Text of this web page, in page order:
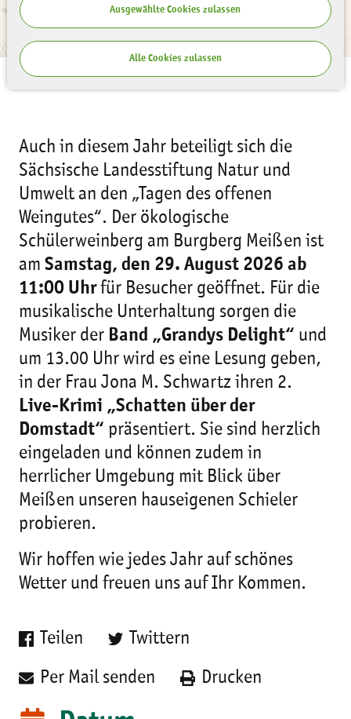
Ausgewählte Cookies zulassen
Alle Cookies zulassen
Auch in diesem Jahr beteiligt sich die
Sächsische Landesstiftung Natur und
Umwelt an den „Tagen des offenen
Weingutes“. Der ökologische
Schülerweinberg am Burgberg Meißen ist
am Samstag, den 29. August 2026 ab
11:00 Uhrfür Besucher geöffnet. Für die
musikalische Unterhaltung sorgen die
Musiker der Band „Grandys Delight“ und
um 13.00 Uhr wird es eine Lesung geben,
in der Frau Jona M. Schwartz ihren 2.
Live-Krimi „Schatten über der
Domstadt“ präsentiert. Sie sind herzlich
eingeladen und können zudem in
herrlicher Umgebung mit Blick über
Meißen unseren hauseigenen Schieler
probieren.
Wir hoffen wie jedes Jahr auf schönes
Wetter und freuen uns auf Ihr Kommen.
Teilen Twittern
Per Mail senden Drucken